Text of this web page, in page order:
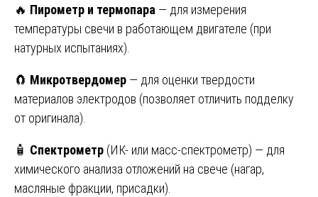
🔥 Пирометр и термопара — для измерения
температуры свечи в работающем двигателе (при
натурных испытаниях).
🧲 Микротвердомер — для оценки твердости
материалов электродов (позволяет отличить подделку
от оригинала).
🧴 Спектрометр (ИК- или масс-спектрометр) — для
химического анализа отложений на свече (нагар,
масляные фракции, присадки).